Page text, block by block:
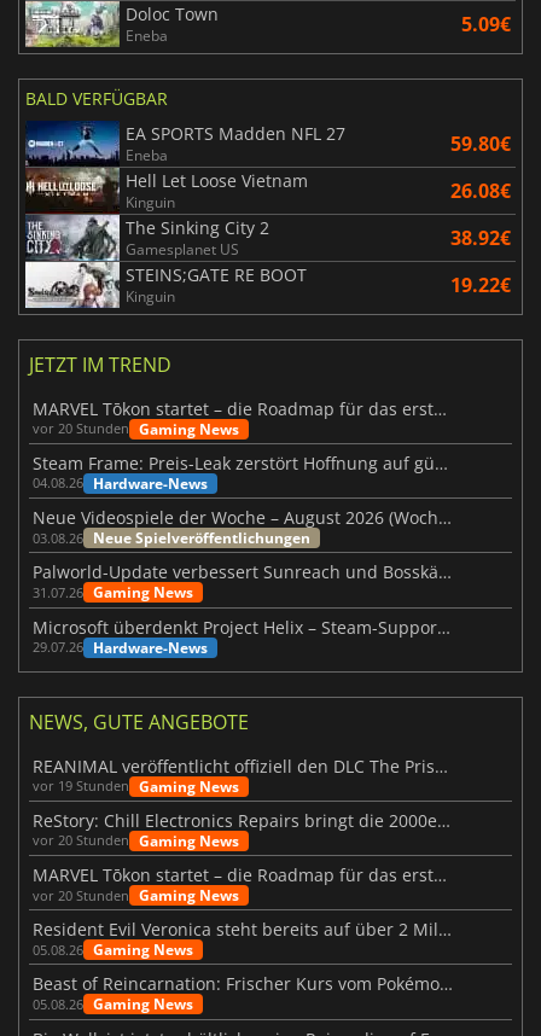
Doloc Town
Eneba 5.09€
BALD VERFÜGBAR
EA SPORTS Madden NFL 27
Eneba 59.80€
Hell Let Loose Vietnam
Kinguin 26.08€
The Sinking City 2
Gamesplanet US 38.92€
STEINS;GATE RE BOOT
Kinguin 19.22€
JETZT IM TREND
MARVEL Tōkon startet – die Roadmap für das erste Jahr wurde vorgestellt
vor 20 Stunden Gaming News
Steam Frame: Preis-Leak zerstört Hoffnung auf günstiges VR-Headset
04.08.26 Hardware-News
Neue Videospiele der Woche – August 2026 (Woche 32)
03.08.26 Neue Spielveröffentlichungen
Palworld-Update verbessert Sunreach und Bosskämpfe deutlich
31.07.26 Gaming News
Microsoft überdenkt Project Helix – Steam-Support gefährdet
29.07.26 Hardware-News
NEWS, GUTE ANGEBOTE
REANIMAL veröffentlicht offiziell den DLC The Prisoner
vor 19 Stunden Gaming News
ReStory: Chill Electronics Repairs bringt die 2000er zurück
vor 20 Stunden Gaming News
MARVEL Tōkon startet – die Roadmap für das erste Jahr wurde vorgestellt
vor 20 Stunden Gaming News
Resident Evil Veronica steht bereits auf über 2 Millionen Wunschlisten
05.08.26 Gaming News
Beast of Reincarnation: Frischer Kurs vom Pokémon-Studio
05.08.26 Gaming News